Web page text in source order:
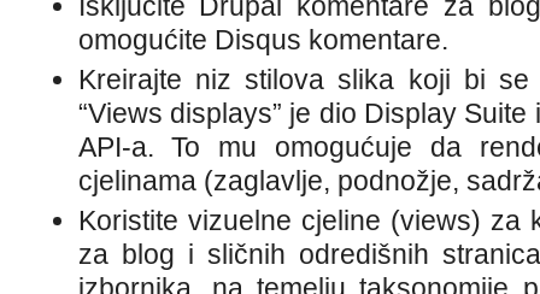
omogućite Disqus komentare.
Kreirajte niz stilova slika koji bi se
“Views displays” je dio Display
API-a. To mu omogućuje da
cjelinama (zaglavlje, podnožje,
Koristite vizuelne cjeline (views) za
za blog i sličnih odredišnih